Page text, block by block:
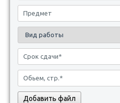
Добавить файл